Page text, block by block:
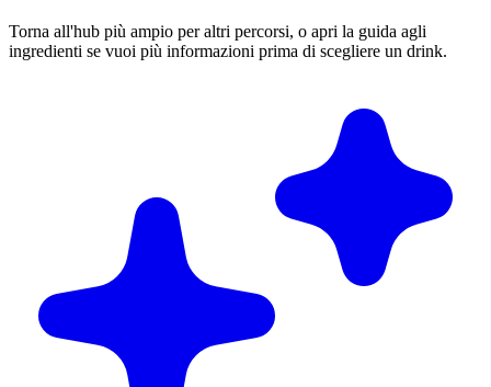
Torna all'hub più ampio per altri percorsi, o apri la guida agli
ingredienti se vuoi più informazioni prima di scegliere un drink.